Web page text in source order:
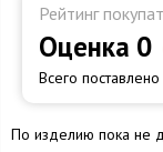
Рейтинг
Оценка 0
Всего
По изделию пока не